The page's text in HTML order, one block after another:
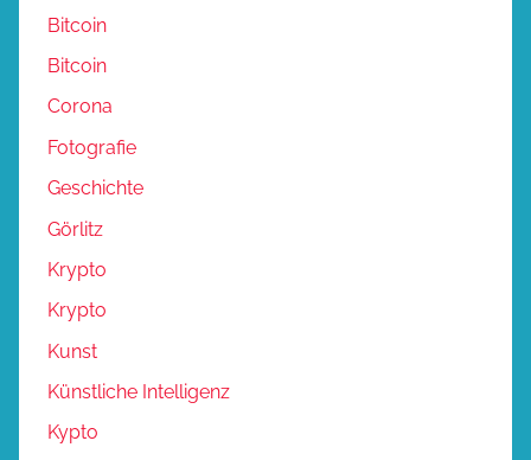
Bitcoin
Bitcoin
Corona
Fotografie
Geschichte
Görlitz
Krypto
Krypto
Kunst
Künstliche Intelligenz
Kypto